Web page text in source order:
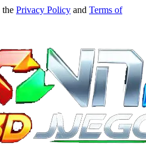
the Privacy Policy and Terms of